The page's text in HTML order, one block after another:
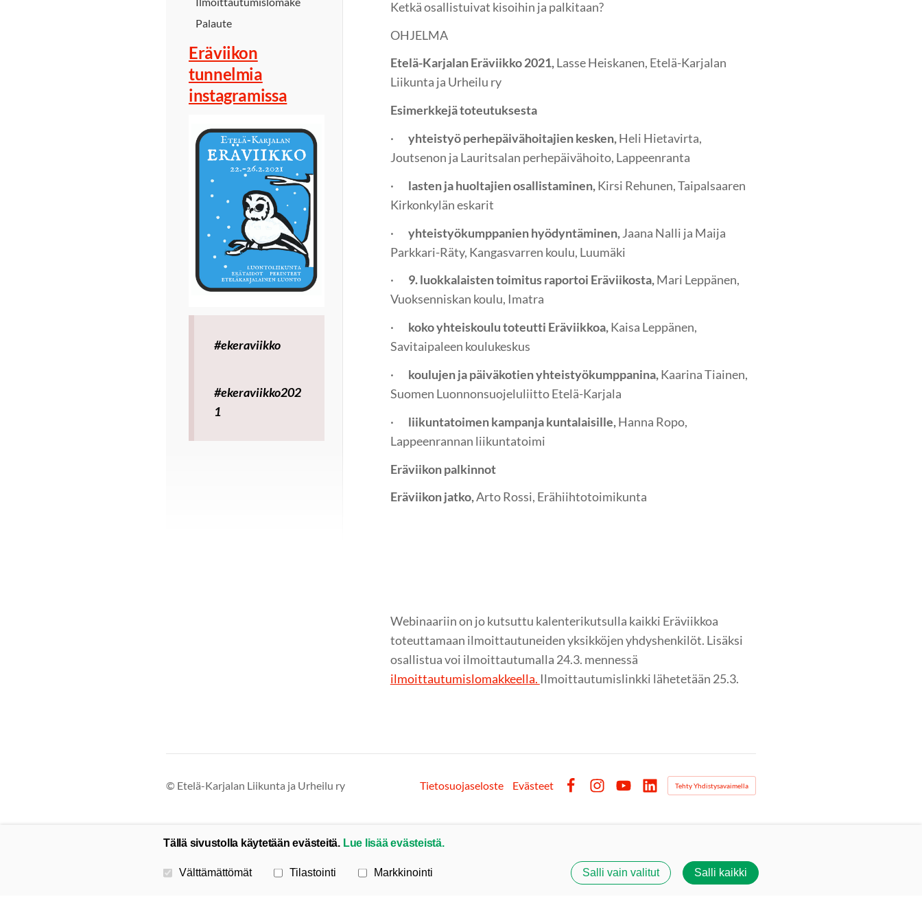
Palaute
Eräviikon
tunnelmia
instagramissa
#ekeraviikko
#ekeraviikko202
1
Ketkä osallistuivat kisoihin ja palkitaan?
OHJELMA
Etelä-Karjalan Eräviikko 2021,Lasse Heiskanen, Etelä-Karjalan
Liikunta ja Urheilu ry
Esimerkkejä toteutuksesta
· yhteistyö perhepäivähoitajien kesken,Heli Hietavirta,
Joutsenon ja Lauritsalan perhepäivähoito, Lappeenranta
· lasten ja huoltajien osallistaminen,Kirsi Rehunen, Taipalsaaren
Kirkonkylän eskarit
· yhteistyökumppanien hyödyntäminen,Jaana Nalli ja Maija
Parkkari-Räty, Kangasvarren koulu, Luumäki
· 9. luokkalaisten toimitus raportoi Eräviikosta,Mari Leppänen,
Vuoksenniskan koulu, Imatra
· koko yhteiskoulu toteutti Eräviikkoa,Kaisa Leppänen,
Savitaipaleen koulukeskus
· koulujen ja päiväkotien yhteistyökumppanina,Kaarina Tiainen,
Suomen Luonnonsuojeluliitto Etelä-Karjala
· liikuntatoimen kampanja kuntalaisille,Hanna Ropo,
Lappeenrannan liikuntatoimi
Eräviikon palkinnot
Eräviikon jatko,Arto Rossi, Erähiihtotoimikunta
Webinaariin on jo kutsuttu kalenterikutsulla kaikki Eräviikkoa
toteuttamaan ilmoittautuneiden yksikköjen yhdyshenkilöt. Lisäksi
osallistua voi ilmoittautumalla 24.3. mennessä
ilmoittautumislomakkeella. Ilmoittautumislinkki lähetetään 25.3.
© Etelä-Karjalan Liikunta ja Urheilu ry Tietosuojaseloste
Evästeet
LinkedIn
Tehty Yhdistysavaimella
Tällä sivustolla käytetään evästeitä. Lue lisää evästeistä.
Valitse käytettävät evästeet
Välttämättömät Tilastointi Markkinointi Salli vain valitut Salli kaikki